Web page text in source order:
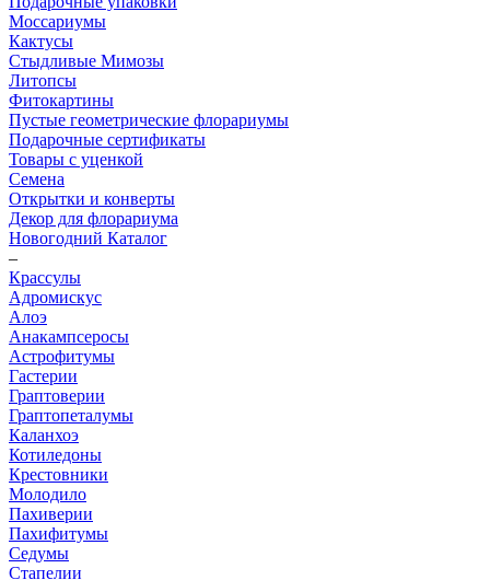
Моссариумы
Кактусы
Стыдливые Мимозы
Литопсы
Фитокартины
Пустые геометрические флорариумы
Подарочные сертификаты
Товары с уценкой
Семена
Открытки и конверты
Декор для флорариума
Новогодний Каталог
–
Крассулы
Адромискус
Алоэ
Анакампсеросы
Астрофитумы
Гастерии
Граптоверии
Граптопеталумы
Каланхоэ
Котиледоны
Крестовники
Молодило
Пахиверии
Пахифитумы
Седумы
Стапелии